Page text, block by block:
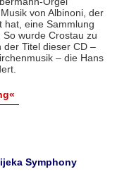
von Albinoni, der
hat, eine Sammlung
wurde Crostau zu
der Titel dieser CD –
– die Hans
Symphony